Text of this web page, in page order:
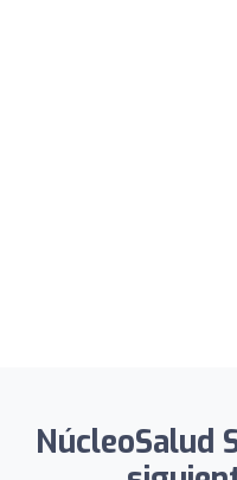
NúcleoSalud